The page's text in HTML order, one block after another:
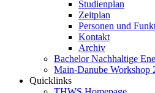
Studienplan
Zeitplan
Personen und
Kontakt
Archiv
Bachelor Nachhaltige
Main-Danube Workshop
Quicklinks